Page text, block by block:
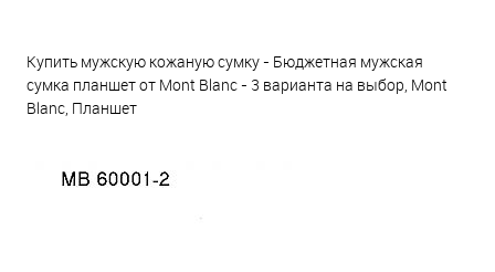
Купить мужскую кожаную сумку - Бюджетная мужская
сумка планшет от Mont Blanc - 3 варианта на выбор, Mont
Blanc, Планшет